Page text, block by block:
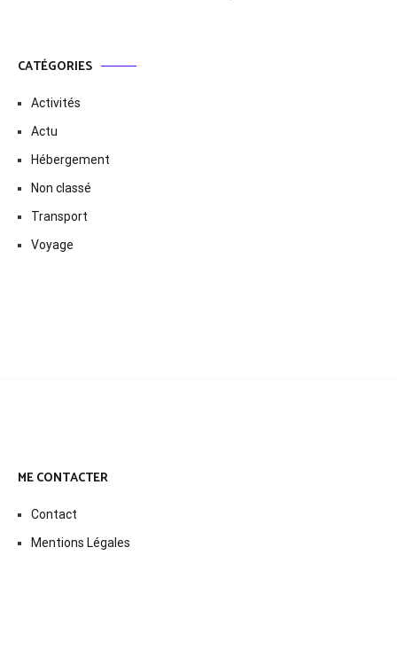
CATÉGORIES
Activités
Actu
Hébergement
Non classé
Transport
Voyage
ME CONTACTER
Contact
Mentions Légales